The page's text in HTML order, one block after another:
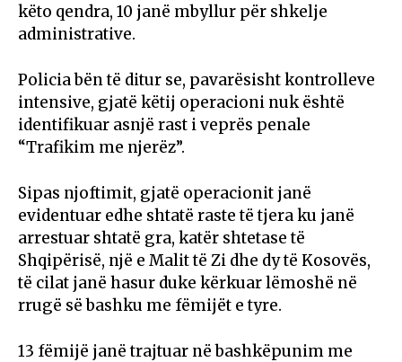
këto qendra, 10 janë mbyllur për shkelje
administrative.
Policia bën të ditur se, pavarësisht kontrolleve
intensive, gjatë këtij operacioni nuk është
identifikuar asnjë rast i veprës penale
“Trafikim me njerëz”.
Sipas njoftimit, gjatë operacionit janë
evidentuar edhe shtatë raste të tjera ku janë
arrestuar shtatë gra, katër shtetase të
Shqipërisë, një e Malit të Zi dhe dy të Kosovës,
të cilat janë hasur duke kërkuar lëmoshë në
rrugë së bashku me fëmijët e tyre.
13 fëmijë janë trajtuar në bashkëpunim me